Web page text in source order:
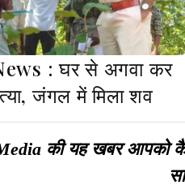
: घर से अगवा कर
जंगल में मिला शव
की यह खबर आपको